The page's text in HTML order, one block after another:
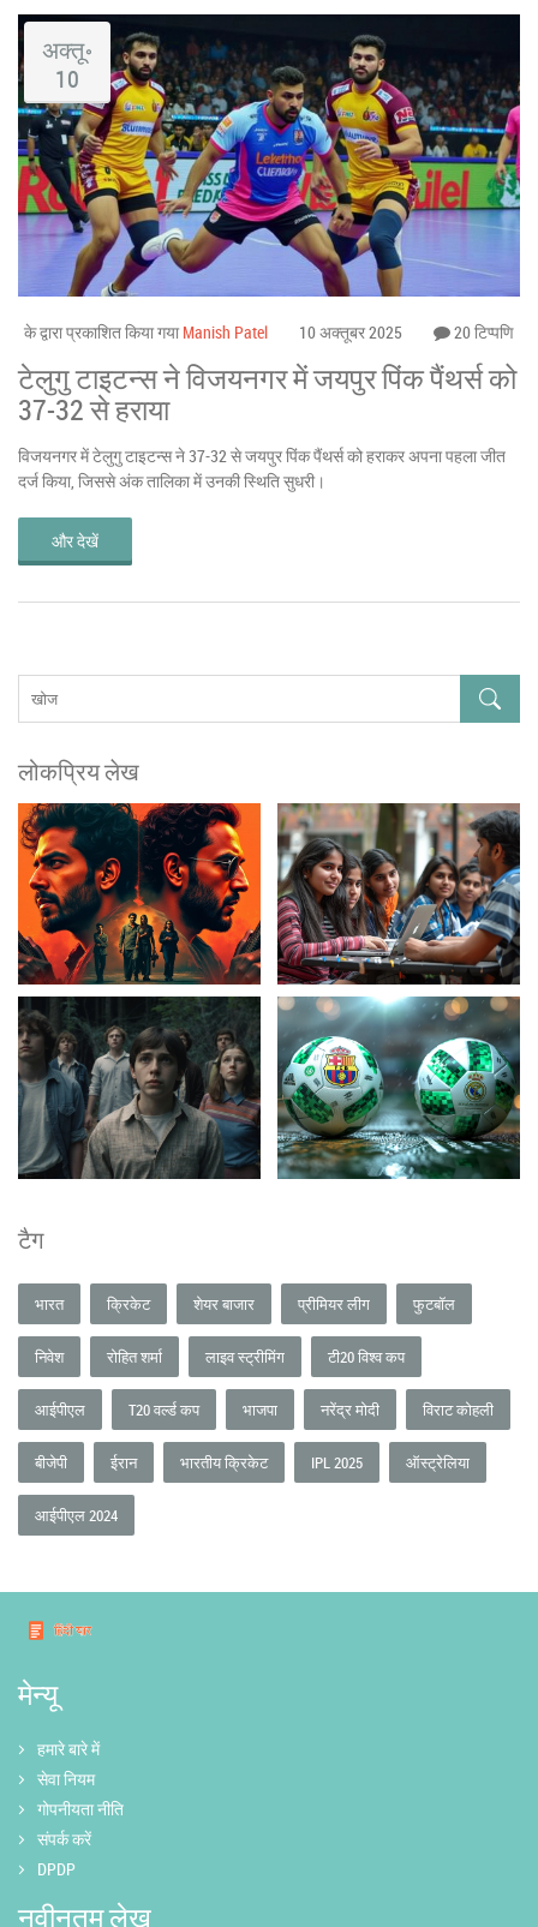
अक्तू॰
10
के द्वारा प्रकाशित किया गया Manish Patel 10 अक्तूबर 2025 20 टिप्पणि
टेलुगु टाइटन्स ने विजयनगर में जयपुर पिंक पैंथर्स को
37-32 से हराया
विजयनगर में टेलुगु टाइटन्स ने 37-32 से जयपुर पिंक पैंथर्स को हराकर अपना पहला जीत
दर्ज किया, जिससे अंक तालिका में उनकी स्थिति सुधरी।
और देखें
लोकप्रिय लेख
टैग
भारत क्रिकेट शेयर बाजार प्रीमियर लीग फुटबॉल
निवेश रोहित शर्मा लाइव स्ट्रीमिंग टी20 विश्व कप
आईपीएल T20 वर्ल्ड कप भाजपा नरेंद्र मोदी विराट कोहली
बीजेपी ईरान भारतीय क्रिकेट IPL 2025 ऑस्ट्रेलिया
आईपीएल 2024
मेन्यू
हमारे बारे में
सेवा नियम
गोपनीयता नीति
संपर्क करें
DPDP
नवीनतम लेख